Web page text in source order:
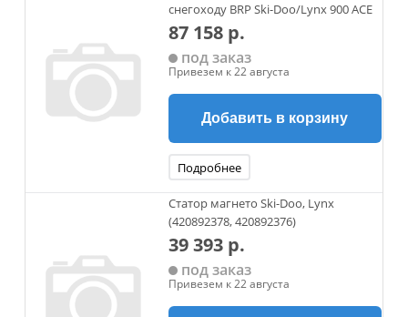
снегоходу BRP Ski-Doo/Lynx 900 ACE
87 158 р.
под заказ
Привезем к 22 августа
Добавить в корзину
Подробнее
Статор магнето Ski-Doo, Lynx
(420892378, 420892376)
39 393 р.
под заказ
Привезем к 22 августа